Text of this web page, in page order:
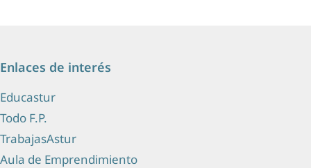
Enlaces de interés
Educastur
Todo F.P.
TrabajasAstur
Aula de Emprendimiento